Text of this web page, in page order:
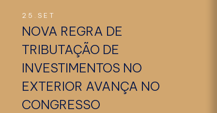
25.SET
NOVA REGRA DE
TRIBUTAÇÃO DE
INVESTIMENTOS NO
EXTERIOR AVANÇA NO
CONGRESSO